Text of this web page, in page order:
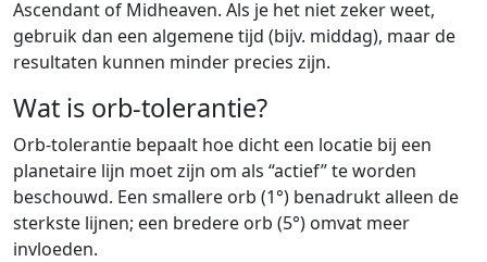
Ascendant of Midheaven. Als je het niet zeker weet,
gebruik dan een algemene tijd (bijv. middag), maar de
resultaten kunnen minder precies zijn.
Wat is orb-tolerantie?
Orb-tolerantie bepaalt hoe dicht een locatie bij een
planetaire lijn moet zijn om als “actief” te worden
beschouwd. Een smallere orb (1°) benadrukt alleen de
sterkste lijnen; een bredere orb (5°) omvat meer
invloeden.